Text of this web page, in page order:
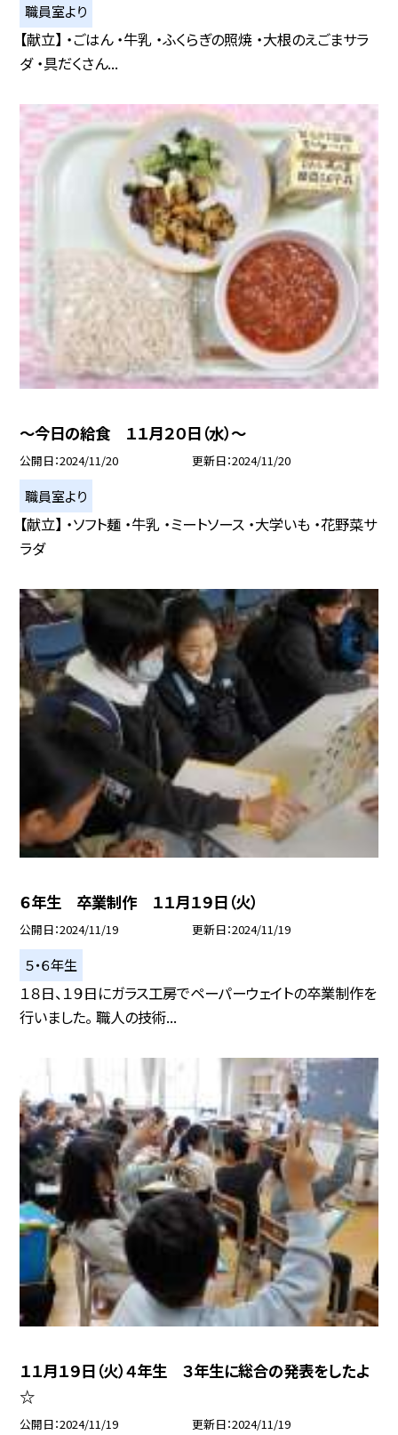
職員室より
【献立】 ・ごはん ・牛乳 ・ふくらぎの照焼 ・大根のえごまサラ
ダ ・具だくさん...
〜今日の給食 １１月２０日（水）〜
公開日 2024/11/20 更新日 2024/11/20
職員室より
【献立】 ・ソフト麺 ・牛乳 ・ミートソース ・大学いも ・花野菜サ
ラダ
６年生 卒業制作 １１月１９日（火）
公開日 2024/11/19 更新日 2024/11/19
５・６年生
１８日、１９日にガラス工房でペーパーウェイトの卒業制作を
行いました。 職人の技術...
１１月１９日（火）４年生 ３年生に総合の発表をしたよ
☆
公開日 2024/11/19 更新日 2024/11/19